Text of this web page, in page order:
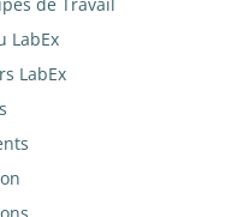
LabEx
LabEx